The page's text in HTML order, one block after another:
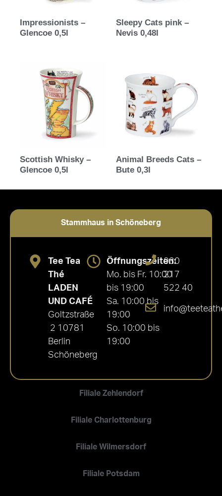
Impressionists –
Glencoe 0,5l
Sleepy Cats pink –
Nevis 0,48l
Scottish Whisky –
Glencoe 0,5l
Animal Breeds Cats –
Bute 0,3l
Stammhaus in Schöneberg
Filiale Zehlendorf
Filiale Charlottenburg
Filiale Wilmersdorf
Filiale Potsdam
Tee Tea
Thé
LADEN
UND CAFÉ
Goltzstraße
2 10781
Berlin
Schöneberg
Öffnungszeiten:
Mo. bis Fr. 10:00
bis 19:00
Sa. 10:00 bis
19:00
So. 10:00 bis
19:00
030
217
522 40